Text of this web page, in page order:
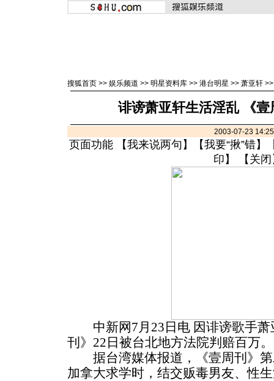
搜狐首页 >> 娱乐频道 >> 明星资料库 >> 港台明星 >> 萧亚轩
诽谤萧亚轩生活淫乱 《
2003-07-23
页面功能 【我来说两句 】【我要“揪”错】
印 】 【 关闭
中新网7月23日电 因诽谤歌手萧
刊》22日被台北地方法院判赔百万。
据台湾媒体报道，《壹周刊》第
加拿大求学时，结交贩毒男友、性